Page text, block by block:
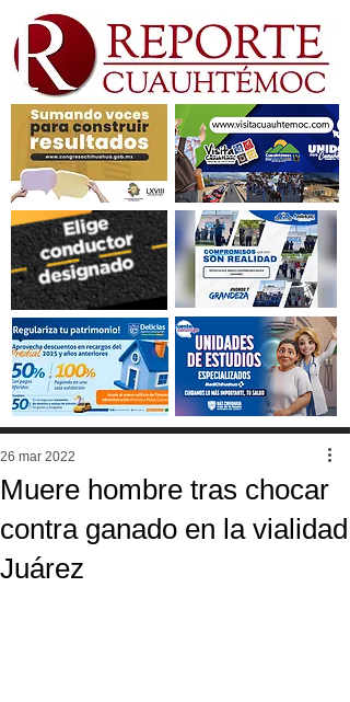
Muere hombre tras chocar
contra ganado en la vialidad
Juárez
26 mar 2022